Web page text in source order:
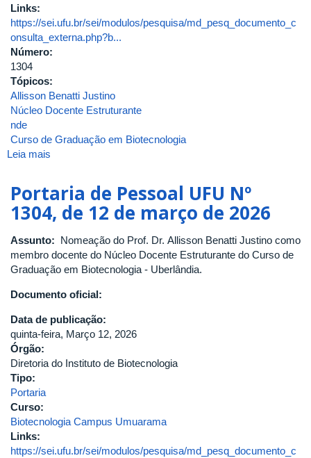
Links:
https://sei.ufu.br/sei/modulos/pesquisa/md_pesq_documento_c
onsulta_externa.php?b...
Número:
1304
Tópicos:
Allisson Benatti Justino
Núcleo Docente Estruturante
nde
Curso de Graduação em Biotecnologia
Leia mais
Pessoal
UFU
1304,
de
12
março
2026
Portaria de Pessoal UFU Nº
1304, de 12 de março de 2026
Assunto: Nomeação do Prof. Dr. Allisson Benatti Justino como
membro docente do Núcleo Docente Estruturante do Curso de
Graduação em Biotecnologia - Uberlândia.
Documento oficial:
Data de publicação:
quinta-feira, Março 12, 2026
Órgão:
Diretoria do Instituto de Biotecnologia
Tipo:
Portaria
Curso:
Biotecnologia Campus Umuarama
Links:
https://sei.ufu.br/sei/modulos/pesquisa/md_pesq_documento_c